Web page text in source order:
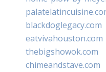
blackdoglegacy.com
eatvivahouston.com
thebigshowok.com
chimeandstave.com